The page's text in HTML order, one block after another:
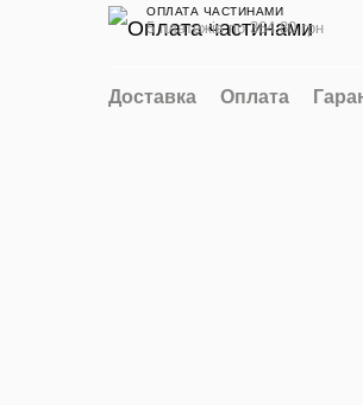
ОПЛАТА ЧАСТИНАМИ
5 платежів по 364.80 грн
Доставка Оплата